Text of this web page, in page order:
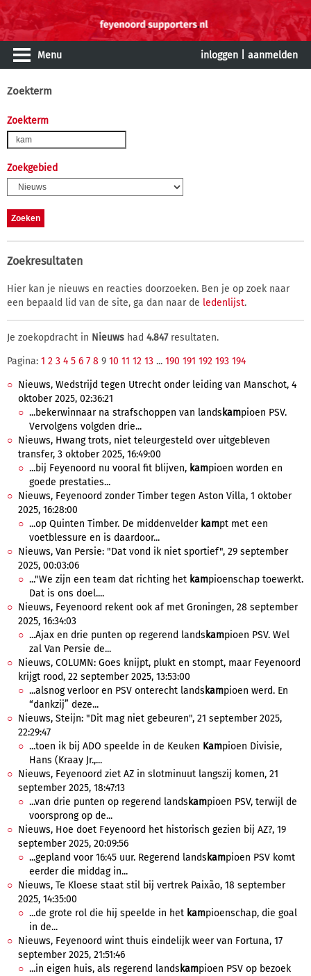
Menu inloggen aanmelden
Zoekterm
Zoekterm
Zoekgebied
Zoekresultaten
Hier kan je nieuws en reacties doorzoeken. Ben je op zoek naar
een bepaald lid van de site, ga dan naar de ledenlijst.
Je zoekopdracht in Nieuws had 4.847resultaten.
Pagina: 1 2 3 4 5 6 7 8 9 10 11 12 13 ... 190 191 192 193 194
Nieuws, Wedstrijd tegen Utrecht onder leiding van Manschot, 4
oktober 2025, 02:36:21
...bekerwinnaar na strafschoppen van lands kampioen PSV.
Vervolgens volgden drie...
Nieuws, Hwang trots, niet teleurgesteld over uitgebleven
transfer, 3 oktober 2025, 16:49:00
...bij Feyenoord nu vooral fit blijven, kampioen worden en
goede prestaties...
Nieuws, Feyenoord zonder Timber tegen Aston Villa, 1 oktober
2025, 16:28:00
...op Quinten Timber. De middenvelder kampt met een
voetblessure en is daardoor...
Nieuws, Van Persie: "Dat vond ik niet sportief", 29 september
2025, 00:03:06
..."We zijn een team dat richting het kampioenschap toewerkt.
Dat is ons doel....
Nieuws, Feyenoord rekent ook af met Groningen, 28 september
2025, 16:34:03
...Ajax en drie punten op regerend lands kampioen PSV. Wel
zal Van Persie de...
Nieuws, COLUMN: Goes knijpt, plukt en stompt, maar Feyenoord
krijgt rood, 22 september 2025, 13:53:00
...alsnog verloor en PSV onterecht lands kampioen werd. En
“dankzij” deze...
Nieuws, Steijn: "Dit mag niet gebeuren", 21 september 2025,
22:29:47
...toen ik bij ADO speelde in de Keuken Kampioen Divisie,
Hans (Kraay Jr.,...
Nieuws, Feyenoord ziet AZ in slotminuut langszij komen, 21
september 2025, 18:47:13
...van drie punten op regerend lands kampioen PSV, terwijl de
voorsprong op de...
Nieuws, Hoe doet Feyenoord het historisch gezien bij AZ?, 19
september 2025, 20:09:56
...gepland voor 16:45 uur. Regerend lands kampioen PSV komt
eerder die middag in...
Nieuws, Te Kloese staat stil bij vertrek Paixão, 18 september
2025, 14:35:00
...de grote rol die hij speelde in het kampioenschap, die goal
in de...
Nieuws, Feyenoord wint thuis eindelijk weer van Fortuna, 17
september 2025, 21:51:46
...in eigen huis, als regerend lands kampioen PSV op bezoek